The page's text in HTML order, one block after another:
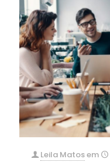
Leila Matosem